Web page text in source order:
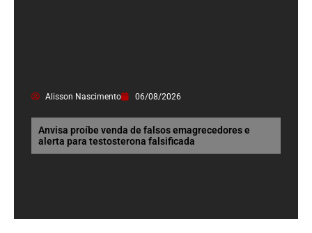
Alisson Nascimento 06/08/2026
Anvisa proíbe venda de falsos emagrecedores e
alerta para testosterona falsificada